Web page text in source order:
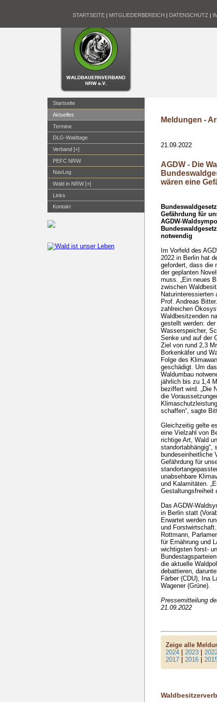
STARTSEITE | MITGLIEDERBEREICH | DATENSCHUTZ |
Startseite
Aktuelles
Termine
DLG-Waldtage
Verband [+]
PEFC NRW
NavLog
Wald in NRW [+]
Links
Kontakt
Meldungen -
21.09.2022
AGDW - Die
wären eine
Gefährdung für
AGDW-
notwendig
Im Vorfeld des
2022 in Berlin hat
gefordert, dass die
der geplanten
muss. „Ein neues
zwischen
Naturinteressierten
Prof. Andreas
zahlreichen
Waldbesitzenden
gestellt werden:
Wasserspeicher,
Senke und auf der
Ziel von rund 2,3
Borkenkäfer und
Folge des
geschädigt. Um
Waldumbau
jährlich bis zu 1,4
beziffert wird. „Die
die
schaffen“, sagte
Gleichzeitig gelte
eine Vielzahl von
richtige Art, Wald
standortabhängig“,
bundeseinheitliche
Gefährdung für
unabsehbare
und Kalamitäten.
Gestaltungsfreiheit
Das AGDW-
in Berlin statt
Erwartet werden
und
Rottmann,
für Ernährung und
wichtigsten forst-
die aktuelle
debattieren,
Färber (CDU), Ina
Wagener (Grüne).
Pressemitteilung
21.09.2022
Zeige alle
2024 |2023 |
2017 |2016 |